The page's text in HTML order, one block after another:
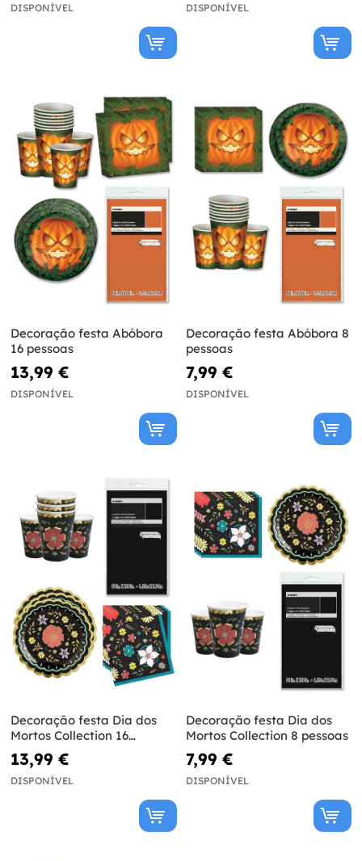
DISPONÍVEL DISPONÍVEL
Decoração festa Abóbora
16 pessoas
13,99 €
DISPONÍVEL
Decoração festa Abóbora 8
pessoas
7,99 €
DISPONÍVEL
Decoração festa Dia dos
Mortos Collection 16
pessoas
13,99 €
DISPONÍVEL
Decoração festa Dia dos
Mortos Collection 8 pessoas
7,99 €
DISPONÍVEL